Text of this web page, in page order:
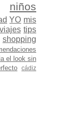
niños
YO mis
viajes tips
shopping
el look sin
cádiz